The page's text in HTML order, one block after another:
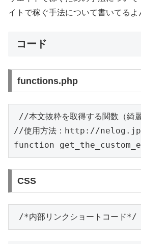
イトで稼ぐ手法について書いてるよ
コード
functions.php
//本文抜粋を取得する関数（綺
//使用方法：http://
function
CSS
/*内部リンクショート